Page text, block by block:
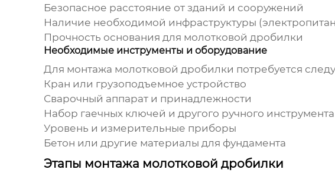
Безопасное расстояние от зданий и сооружений
Наличие необходимой инфраструктуры
Прочность основания для молотковой дробилки
Необходимые инструменты и оборудование
Для монтажа молотковой дробилки потребуется
Кран или грузоподъемное устройство
Сварочный аппарат и принадлежности
Набор гаечных ключей и другого ручного инструмента
Уровень и измерительные приборы
Бетон или другие материалы для фундамента
Этапы монтажа молотковой дробилки